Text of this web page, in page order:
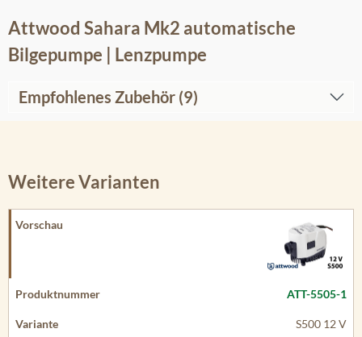
Attwood Sahara Mk2 automatische
Bilgepumpe | Lenzpumpe
Empfohlenes Zubehör (9)
Weitere Varianten
ATT-5505-1
S500 12 V